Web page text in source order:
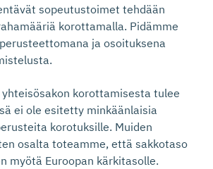
sopeutustoimet tehdään
korottamalla. Pidämme
ja osoituksena
korottamisesta tulee
ei ole esitetty minkäänlaisia
korotuksille. Muiden
osalta toteamme, että sakkotaso
myötä Euroopan kärkitasolle.